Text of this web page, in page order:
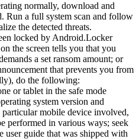
normally, download and
Run a full system scan and follow
the detected threats.
locked by Android.Locker
the screen tells you that you
a set ransom amount; or
that prevents you from
do the following:
or tablet in the safe mode
system version and
mobile device involved,
performed in various ways; seek
user guide that was shipped with